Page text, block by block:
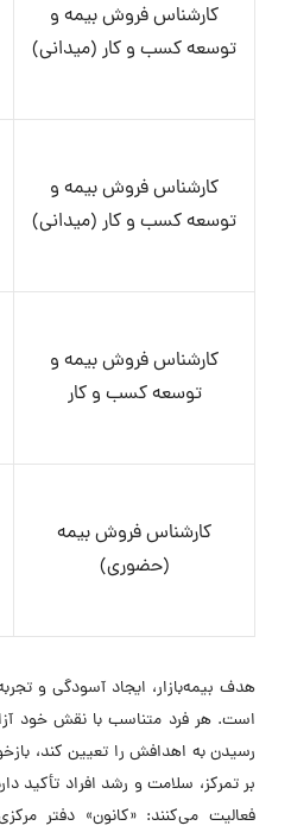
کارشناس فروش بیمه و
توسعه کسب و کار (میدانی)
کارشناس فروش بیمه و
توسعه کسب و کار (میدانی)
کارشناس فروش بیمه و
توسعه کسب و کار
کارشناس فروش بیمه
(حضوری)
هدف بیمه‌بازار، ایجاد آسودگی و
است. هر فرد متناسب با نقش خود
رسیدن به اهدافش را تعیین کند،
فعالیت می‌کنند: «کانون» دفتر